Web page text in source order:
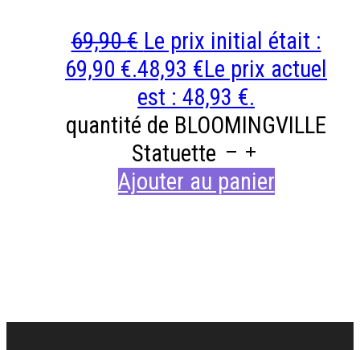
69,90€ Le prix initial était :
69,90 €.48,93 €Le prix actuel
est : 48,93 €.
quantité de BLOOMINGVILLE
Statuette
Ajouter au panier